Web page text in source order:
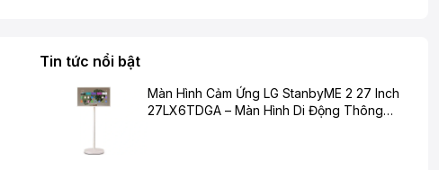
Tin tức nổi bật
Màn Hình Cảm Ứng LG StanbyME 2 27 Inch
27LX6TDGA – Màn Hình Di Động Thông